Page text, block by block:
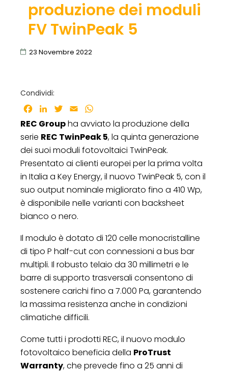
produzione dei moduli
FV TwinPeak 5
23 Novembre 2022
Condividi:
Facebook
LinkedInTwitter
Email
REC Groupha avviato la produzione della
serie REC TwinPeak 5, la quinta generazione
dei suoi moduli fotovoltaici TwinPeak.
Presentato ai clienti europei per la prima volta
in Italia a Key Energy, il nuovo TwinPeak 5, con il
suo output nominale migliorato fino a 410 Wp,
è disponibile nelle varianti con backsheet
bianco o nero.
Il modulo è dotato di 120 celle monocristalline
di tipo P half-cut con connessioni a bus bar
multipli. Il robusto telaio da 30 millimetri e le
barre di supporto trasversali consentono di
sostenere carichi fino a 7.000 Pa, garantendo
la massima resistenza anche in condizioni
climatiche difficili.
Come tutti i prodotti REC, il nuovo modulo
fotovoltaico beneficia della ProTrust
Warranty, che prevede fino a 25 anni di